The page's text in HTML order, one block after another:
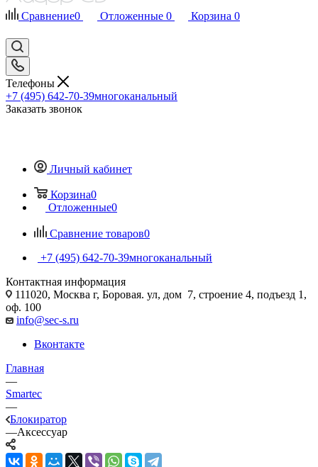
Сравнение0 Отложенные 0 Корзина 0
Телефоны
+7 (495) 642-70-39многоканальный
Заказать звонок
Личный кабинет
Корзина0
Отложенные0
Сравнение товаров0
+7 (495) 642-70-39многоканальный
Контактная информация
111020, Москва г, Боровая. ул, дом 7, строение 4, подъезд 1,
оф. 100
info@sec-s.ru
Вконтакте
Главная
—
Smartec
—
Блокиратор
—Аксессуар